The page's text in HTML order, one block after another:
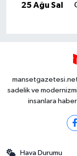
25 Ağu Sal
sadelik ve
insanlara
Hava Durumu